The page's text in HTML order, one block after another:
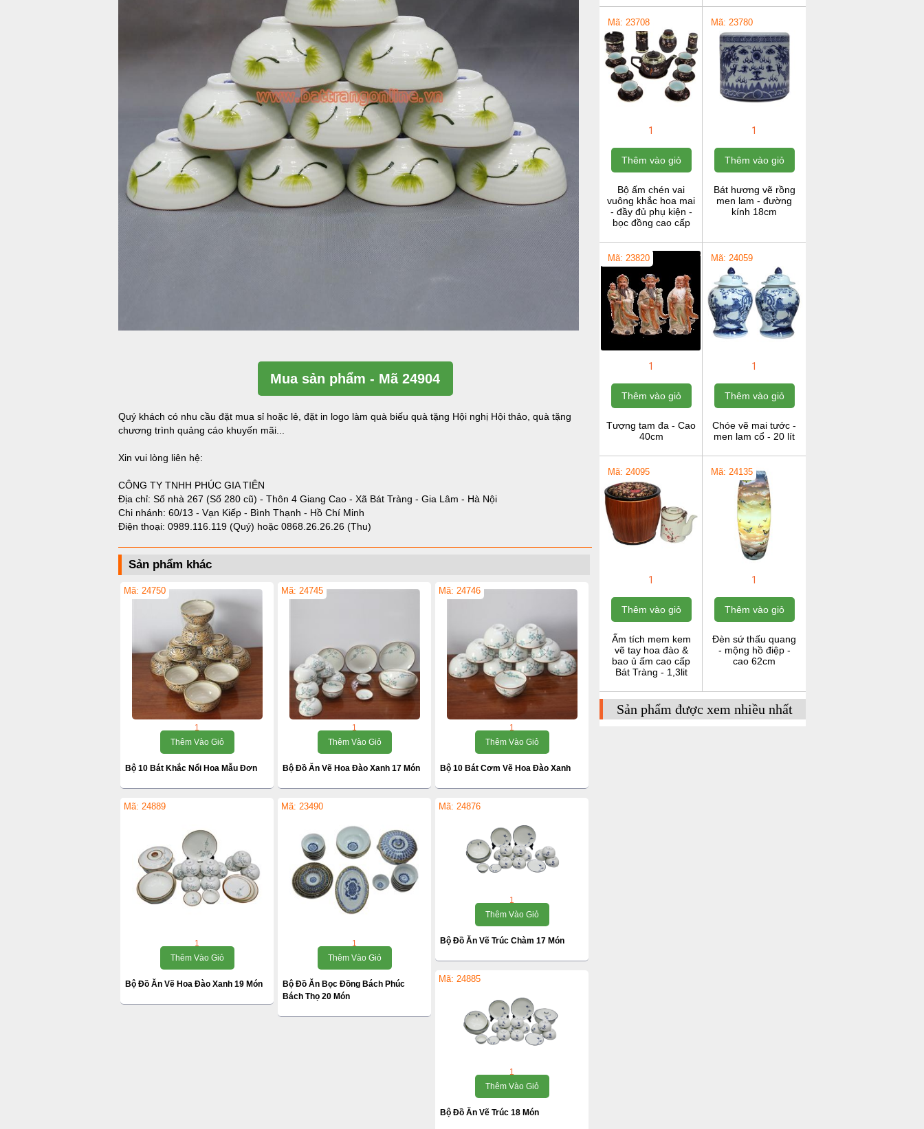
Mua sản phẩm - Mã 24904
Quý khách có nhu cầu đặt mua sỉ hoặc lẻ, đặt in logo làm quà biếu quà tặng Hội nghị Hội thảo, quà tặng
chương trình quảng cáo khuyến mãi...
Xin vui lòng liên hệ:
CÔNG TY TNHH PHÚC GIA TIÊN
Địa chỉ: Số nhà 267 (Số 280 cũ) - Thôn 4 Giang Cao - Xã Bát Tràng - Gia Lâm - Hà Nội
Chi nhánh: 60/13 - Vạn Kiếp - Bình Thạnh - Hồ Chí Minh
Điện thoại: 0989.116.119 (Quý) hoặc 0868.26.26.26 (Thu)
Sản phẩm khác
Mã: 24750
1
Thêm Vào Giỏ
Bộ 10 Bát Khắc Nổi Hoa Mẫu Đơn
Mã: 24745
1
Thêm Vào Giỏ
Bộ Đồ Ăn Vẽ Hoa Đào Xanh 17 Món
Mã: 24746
1
Thêm Vào Giỏ
Bộ 10 Bát Cơm Vẽ Hoa Đào Xanh
Mã: 24889
1
Thêm Vào Giỏ
Bộ Đồ Ăn Vẽ Hoa Đào Xanh 19 Món
Mã: 23490
1
Thêm Vào Giỏ
Bộ Đồ Ăn Bọc Đồng Bách Phúc
Bách Thọ 20 Món
Mã: 24876
1
Thêm Vào Giỏ
Bộ Đồ Ăn Vẽ Trúc Chàm 17 Món
Mã: 24885
1
Thêm Vào Giỏ
Bộ Đồ Ăn Vẽ Trúc 18 Món
Mã: 23708
1
Thêm vào giỏ
Bộ ấm chén vai
vuông khắc hoa mai
- đầy đủ phụ kiện -
bọc đồng cao cấp
Mã: 23780
1
Thêm vào giỏ
Bát hương vẽ rồng
men lam - đường
kính 18cm
Mã: 23820
1
Thêm vào giỏ
Tượng tam đa - Cao
40cm
Mã: 24059
1
Thêm vào giỏ
Chóe vẽ mai tước -
men lam cổ - 20 lít
Mã: 24095
1
Thêm vào giỏ
Ấm tích mem kem
vẽ tay hoa đào &
bao ủ ấm cao cấp
Bát Tràng - 1,3lit
Mã: 24135
1
Thêm vào giỏ
Đèn sứ thấu quang
- mộng hồ điệp -
cao 62cm
Sản phẩm được xem nhiều nhất